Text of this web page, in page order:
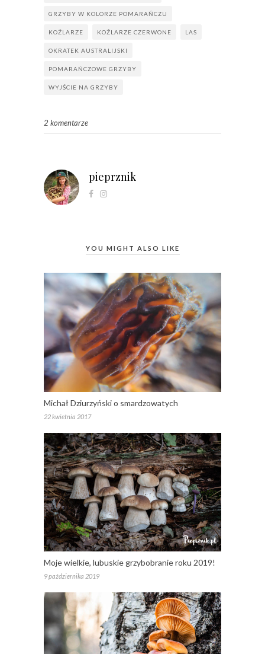
GRZYBY W KOLORZE POMARAŃCZU
KOŹLARZE KOŹLARZE CZERWONE LAS
OKRATEK AUSTRALIJSKI
POMARAŃCZOWE GRZYBY
WYJŚCIE NA GRZYBY
2 komentarze
pieprznik
YOU MIGHT ALSO LIKE
Michał Dziurzyński o smardzowatych
22 kwietnia 2017
Moje wielkie, lubuskie grzybobranie roku 2019!
9 października 2019